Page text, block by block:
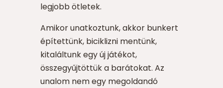
legjobb ötletek.
Amikor unatkoztunk, akkor bunkert
építettünk, biciklizni mentünk,
kitaláltunk egy új játékot,
összegyűjtöttük a barátokat. Az
unalom nem egy megoldandó